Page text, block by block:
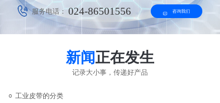
服务电话： 024-86501556 咨询我们
新闻正在发生
记录大小事，传递好产品
工业皮带的分类